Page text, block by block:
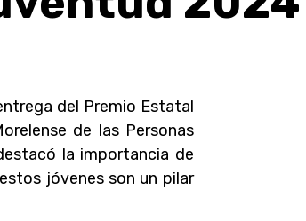
del Premio Estatal
de las Personas
la importancia de
jóvenes son un pilar